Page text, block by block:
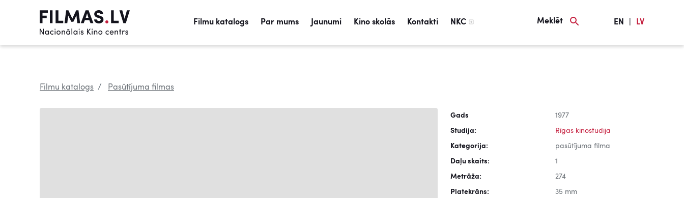
Filmu katalogs Par mums Jaunumi Kino skolās Kontakti NKC Meklēt EN LV
Filmu katalogs Pasūtījuma filmas
Gads 1977
Studija: Rīgas kinostudija
Kategorija: pasūtījuma filma
Daļu skaits: 1
Metrāža: 274
Platekrāns: 35 mm